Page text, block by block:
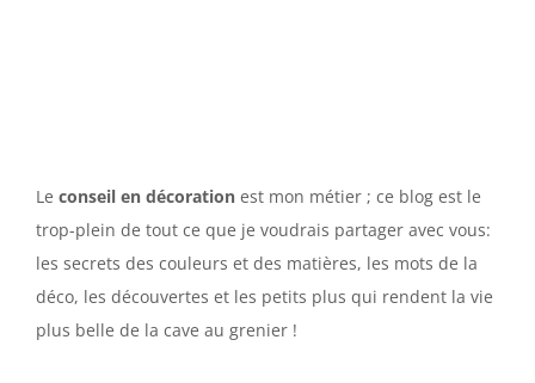
Le conseil en décoration est mon métier ; ce blog est le
trop-plein de tout ce que je voudrais partager avec vous:
les secrets des couleurs et des matières, les mots de la
déco, les découvertes et les petits plus qui rendent la vie
plus belle de la cave au grenier !